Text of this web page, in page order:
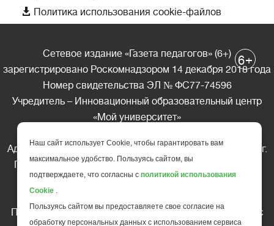
 Политика использования cookie-файлов
Сетевое издание «Газета педагогов» (6+)
зарегистрировано Роскомнадзором 14 декабря 2018 года
Номер свидетельства ЭЛ № ФС77-74596
Учредитель – Инновационный образовательный центр
«Мой университет»
Адрес редакции: 185035 Россия, Республика Карелия, г.
Петрозаводск, ул. Фридриха Энгельса д.10, офис 211
Телефон редакции: +7 (499) 685-10-45
Перепечатка материалов газеты допускается только c
6+
Наш сайт использует Cookie, чтобы гарантировать вам
максимальное удобство. Пользуясь сайтом, вы
подтверждаете, что согласны с политикой использования
Cookie .
Пользуясь сайтом вы предоставляете свое согласие на
обработку персональных данных с использованием сервиса